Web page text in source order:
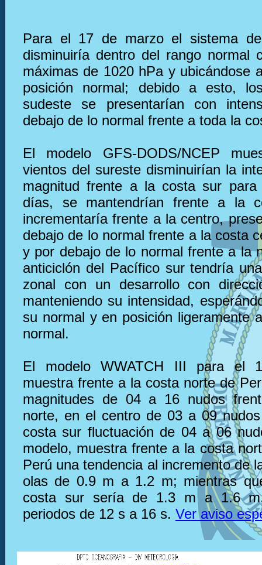
Para el 17 de marzo el sistema
disminuiría dentro del rango normal
máximas de 1020 hPa y ubicándose
posición normal; debido a esto,
sudeste se presentarían con
debajo de lo normal frente a toda la
El modelo GFS-DODS/NCEP
vientos del sureste disminuirían la
magnitud frente a la costa sur para
días, se mantendrían frente a la
incrementaría frente a la centro,
debajo de lo normal frente a la costa
y por debajo de lo normal frente a la
anticiclón del Pacífico sur tendría
zonal con un desarrollo con
manteniendo su intensidad,
su normal y en posición ligeramente
normal.
El modelo WWATCH III para el
muestra frente a la costa norte de
magnitudes de 04 a 16 nudos
norte, en el centro de 03 a 09
costa sur fluctuación de 04 a 06
modelo, muestra frente a la costa
Perú una tendencia al incremento de
olas de 0.9 m a 1.2 m; mientras
costa sur sería de 1.3 m a 1.6
periodos de 12 s a 16 s. Ver aviso